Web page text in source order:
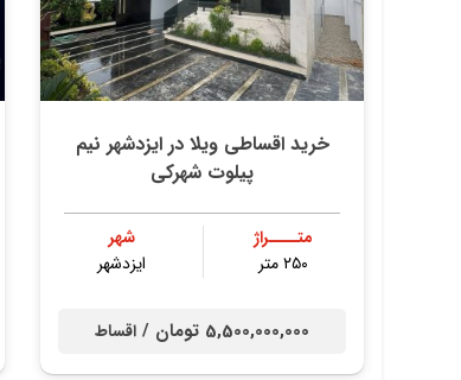
خرید اقساطی ویلا در ایزدشهر نیم
پیلوت شهرکی
متــــراژ
۲۵۰ متر
شهر
ایزدشهر
5,500,000,000 تومان / اقساط